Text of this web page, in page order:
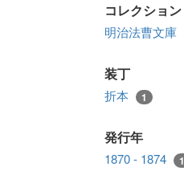
コレクション
明治法曹文庫
装丁
折本 1
発行年
1870 - 1874 1